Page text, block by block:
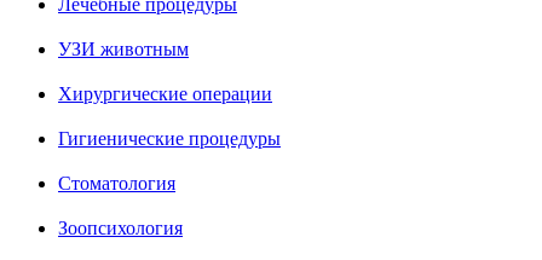
УЗИ животным
Хирургические операции
Гигиенические процедуры
Стоматология
Зоопсихология